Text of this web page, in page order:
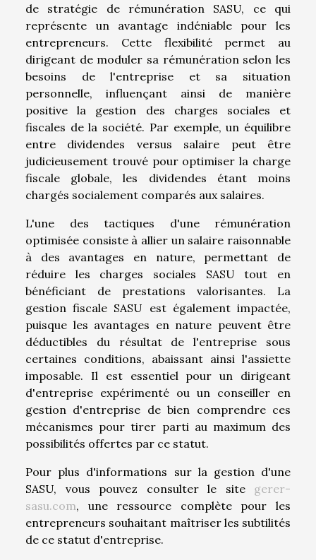
de stratégie de rémunération SASU, ce qui
représente un avantage indéniable pour les
entrepreneurs. Cette flexibilité permet au
dirigeant de moduler sa rémunération selon les
besoins de l'entreprise et sa situation
personnelle, influençant ainsi de manière
positive la gestion des charges sociales et
fiscales de la société. Par exemple, un équilibre
entre dividendes versus salaire peut être
judicieusement trouvé pour optimiser la charge
fiscale globale, les dividendes étant moins
chargés socialement comparés aux salaires.
L'une des tactiques d'une rémunération
optimisée consiste à allier un salaire raisonnable
à des avantages en nature, permettant de
réduire les charges sociales SASU tout en
bénéficiant de prestations valorisantes. La
gestion fiscale SASU est également impactée,
puisque les avantages en nature peuvent être
déductibles du résultat de l'entreprise sous
certaines conditions, abaissant ainsi l'assiette
imposable. Il est essentiel pour un dirigeant
d'entreprise expérimenté ou un conseiller en
gestion d'entreprise de bien comprendre ces
mécanismes pour tirer parti au maximum des
possibilités offertes par ce statut.
Pour plus d'informations sur la gestion d'une
SASU, vous pouvez consulter le site gerer-
sasu.com, une ressource complète pour les
entrepreneurs souhaitant maîtriser les subtilités
de ce statut d'entreprise.